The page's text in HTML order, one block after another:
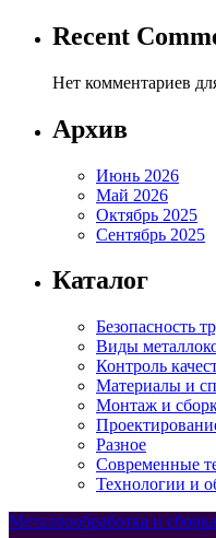
Recent
Нет комментариев
Архив
Июнь 2026
Май 2026
Октябрь 2025
Сентябрь 2025
Каталог
Безопасность
Виды
Контроль
Материалы и
Монтаж и
Разное
Современные
Технологии и
Металлообработка и